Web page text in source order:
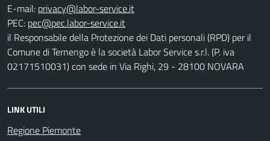
E-mail:
PEC:
il Responsabile della Protezione dei Dati personali (RPD) per il
Comune di Ternengo è la società Labor Service s.r.l. (P. iva
02171510031) con sede in Via Righi, 29 - 28100 NOVARA
LINK UTILI
Regione Piemonte